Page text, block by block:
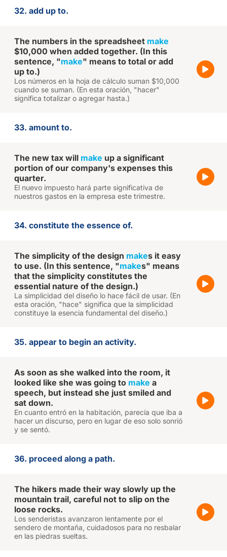
32. add up to.
The numbers in the spreadsheet make
$10,000 when added together. (In this
sentence, "make" means to total or add
up to.)
Los números en la hoja de cálculo suman $10,000
cuando se suman. (En esta oración, "hacer"
significa totalizar o agregar hasta.)
33. amount to.
The new tax will make up a significant
portion of our company's expenses this
quarter.
El nuevo impuesto hará parte significativa de
nuestros gastos en la empresa este trimestre.
34. constitute the essence of.
The simplicity of the design makes it easy
to use. (In this sentence, "makes" means
that the simplicity constitutes the
essential nature of the design.)
La simplicidad del diseño lo hace fácil de usar. (En
esta oración, "hace" significa que la simplicidad
constituye la esencia fundamental del diseño.)
35. appear to begin an activity.
As soon as she walked into the room, it
looked like she was going to make a
speech, but instead she just smiled and
sat down.
En cuanto entró en la habitación, parecía que iba a
hacer un discurso, pero en lugar de eso solo sonrió
y se sentó.
36. proceed along a path.
The hikers made their way slowly up the
mountain trail, careful not to slip on the
loose rocks.
Los senderistas avanzaron lentamente por el
sendero de montaña, cuidadosos para no resbalar
en las piedras sueltas.